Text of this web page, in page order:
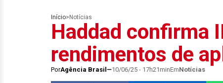
Início> Notícias
Haddad confirma
rendimentos de
PorAgência Brasil 10/06/25 - 17h21minEmNotícias